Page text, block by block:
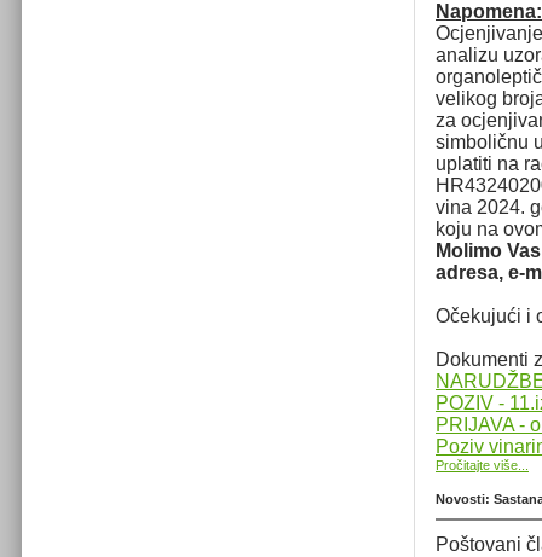
analizu
velikog
za
simboličnu
uplatiti na
vina 2024.
koju na
Molimo
adresa, e-
Očekujući i
Dokumenti
POZIV -
PRIJAVA -
Poziv
Pročitajte više...
Novosti:
Poštovani